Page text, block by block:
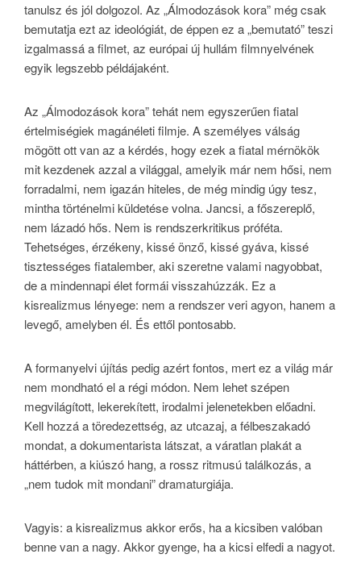
tanulsz és jól dolgozol. Az „Álmodozások kora” még csak
bemutatja ezt az ideológiát, de éppen ez a „bemutató” teszi
izgalmassá a filmet, az európai új hullám filmnyelvének
egyik legszebb példájaként.
Az „Álmodozások kora” tehát nem egyszerűen fiatal
értelmiségiek magánéleti filmje. A személyes válság
mögött ott van az a kérdés, hogy ezek a fiatal mérnökök
mit kezdenek azzal a világgal, amelyik már nem hősi, nem
forradalmi, nem igazán hiteles, de még mindig úgy tesz,
mintha történelmi küldetése volna. Jancsi, a főszereplő,
nem lázadó hős. Nem is rendszerkritikus próféta.
Tehetséges, érzékeny, kissé önző, kissé gyáva, kissé
tisztességes fiatalember, aki szeretne valami nagyobbat,
de a mindennapi élet formái visszahúzzák. Ez a
kisrealizmus lényege: nem a rendszer veri agyon, hanem a
levegő, amelyben él. És ettől pontosabb.
A formanyelvi újítás pedig azért fontos, mert ez a világ már
nem mondható el a régi módon. Nem lehet szépen
megvilágított, lekerekített, irodalmi jelenetekben előadni.
Kell hozzá a töredezettség, az utcazaj, a félbeszakadó
mondat, a dokumentarista látszat, a váratlan plakát a
háttérben, a kiúszó hang, a rossz ritmusú találkozás, a
„nem tudok mit mondani” dramaturgiája.
Vagyis: a kisrealizmus akkor erős, ha a kicsiben valóban
benne van a nagy. Akkor gyenge, ha a kicsi elfedi a nagyot.